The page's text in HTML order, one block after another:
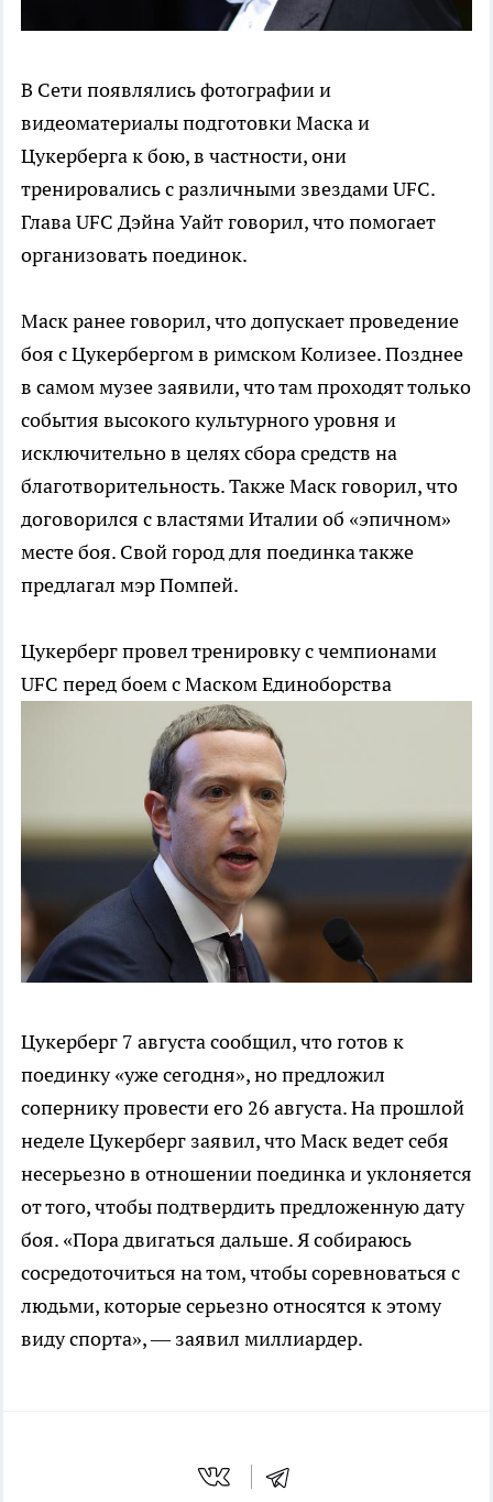
В Сети появлялись фотографии и
видеоматериалы подготовки Маска и
Цукерберга к бою, в частности, они
тренировались с различными звездами UFC.
Глава UFC Дэйна Уайт говорил, что помогает
организовать поединок.
Маск ранее говорил, что допускает проведение
боя с Цукербергом в римском Колизее. Позднее
в самом музее заявили, что там проходят только
события высокого культурного уровня и
исключительно в целях сбора средств на
благотворительность. Также Маск говорил, что
договорился с властями Италии об «эпичном»
месте боя. Свой город для поединка также
предлагал мэр Помпей.
Цукерберг провел тренировку с чемпионами
UFC перед боем с МаскомЕдиноборства
Цукерберг 7 августа сообщил, что готов к
поединку «уже сегодня», но предложил
сопернику провести его 26 августа. На прошлой
неделе Цукерберг заявил, что Маск ведет себя
несерьезно в отношении поединка и уклоняется
от того, чтобы подтвердить предложенную дату
боя. «Пора двигаться дальше. Я собираюсь
сосредоточиться на том, чтобы соревноваться с
людьми, которые серьезно относятся к этому
виду спорта», — заявил миллиардер.